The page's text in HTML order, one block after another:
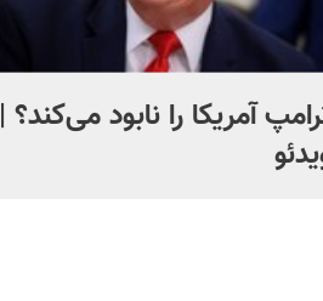
آمریکا را نابود می‌کند؟ |